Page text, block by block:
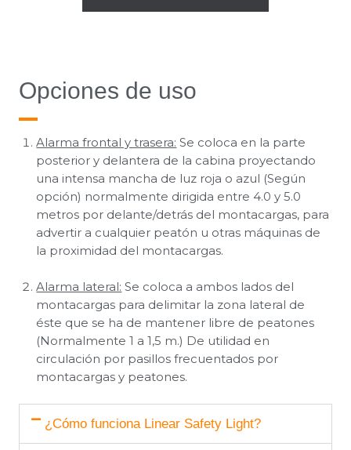
Opciones de uso
Alarma frontal y trasera: Se coloca en la parte
posterior y delantera de la cabina proyectando
una intensa mancha de luz roja o azul (Según
opción) normalmente dirigida entre 4.0 y 5.0
metros por delante/detrás del montacargas, para
advertir a cualquier peatón u otras máquinas de
la proximidad del montacargas.
Alarma lateral: Se coloca a ambos lados del
montacargas para delimitar la zona lateral de
éste que se ha de mantener libre de peatones
(Normalmente 1 a 1,5 m.) De utilidad en
circulación por pasillos frecuentados por
montacargas y peatones.
¿Cómo funciona Linear Safety Light?